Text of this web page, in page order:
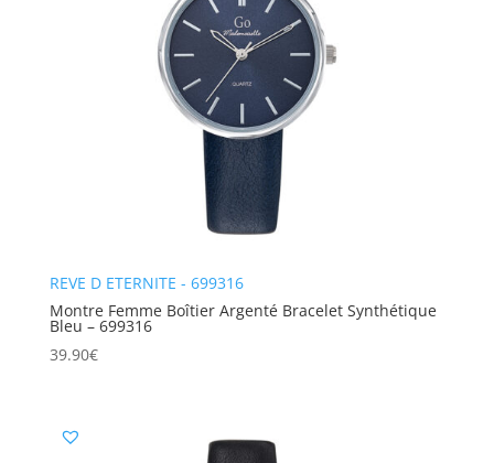
REVE D ETERNITE - 699316
Montre Femme Boîtier Argenté Bracelet Synthétique
Bleu – 699316
39.90€